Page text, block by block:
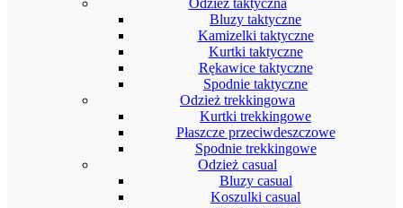
Bluzy taktyczne
Kamizelki taktyczne
Kurtki taktyczne
Rękawice taktyczne
Spodnie taktyczne
Odzież trekkingowa
Kurtki trekkingowe
Płaszcze przeciwdeszczowe
Spodnie trekkingowe
Odzież casual
Bluzy casual
Koszulki casual